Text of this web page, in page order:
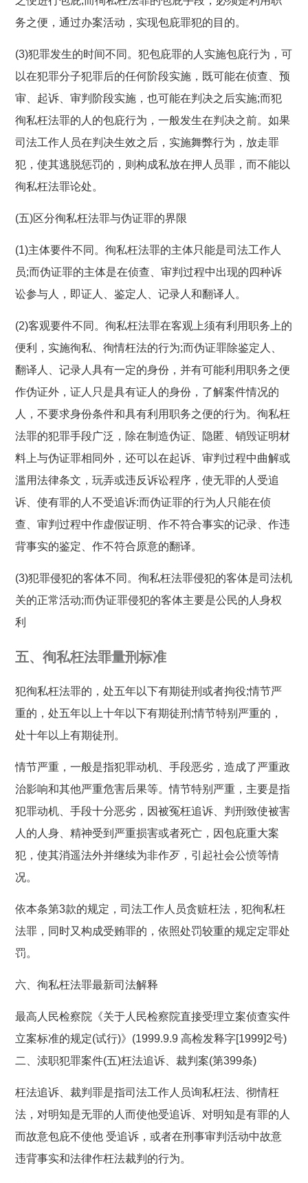
务之便，通过办案活动，实现包庇罪犯的目的。
(3)犯罪发生的时间不同。犯包庇罪的人实施包庇行为，可
以在犯罪分子犯罪后的任何阶段实施，既可能在侦查、预
审、起诉、审判阶段实施，也可能在判决之后实施;而犯
徇私枉法罪的人的包庇行为，一般发生在判决之前。如果
司法工作人员在判决生效之后，实施舞弊行为，放走罪
犯，使其逃脱惩罚的，则构成私放在押人员罪，而不能以
徇私枉法罪论处。
(五)区分徇私枉法罪与伪证罪的界限
(1)主体要件不同。徇私枉法罪的主体只能是司法工作人
员;而伪证罪的主体是在侦查、审判过程中出现的四种诉
讼参与人，即证人、鉴定人、记录人和翻译人。
(2)客观要件不同。徇私枉法罪在客观上须有利用职务上的
便利，实施徇私、徇情枉法的行为;而伪证罪除鉴定人、
翻译人、记录人具有一定的身份，并有可能利用职务之便
作伪证外，证人只是具有证人的身份，了解案件情况的
人，不要求身份条件和具有利用职务之便的行为。徇私枉
法罪的犯罪手段广泛，除在制造伪证、隐匿、销毁证明材
料上与伪证罪相同外，还可以在起诉、审判过程中曲解或
滥用法律条文，玩弄或违反诉讼程序，使无罪的人受追
诉、使有罪的人不受追诉:而伪证罪的行为人只能在侦
查、审判过程中作虚假证明、作不符合事实的记录、作违
背事实的鉴定、作不符合原意的翻译。
(3)犯罪侵犯的客体不同。徇私枉法罪侵犯的客体是司法机
关的正常活动;而伪证罪侵犯的客体主要是公民的人身权
利
五、徇私枉法罪量刑标准
犯徇私枉法罪的，处五年以下有期徒刑或者拘役;情节严
重的，处五年以上十年以下有期徒刑;情节特别严重的，
处十年以上有期徒刑。
情节严重，一般是指犯罪动机、手段恶劣，造成了严重政
治影响和其他严重危害后果等。情节特别严重，主要是指
犯罪动机、手段十分恶劣，因被冤枉追诉、判刑致使被害
人的人身、精神受到严重损害或者死亡，因包庇重大案
犯，使其消遥法外并继续为非作歹，引起社会公愤等情
况。
依本条第3款的规定，司法工作人员贪赃枉法，犯徇私枉
法罪，同时又构成受贿罪的，依照处罚较重的规定定罪处
罚。
六、徇私枉法罪最新司法解释
最高人民检察院《关于人民检察院直接受理立案侦查实件
立案标准的规定(试行)》(1999.9.9 高检发释字[1999]2号)
二、渎职犯罪案件(五)枉法追诉、裁判案(第399条)
枉法追诉、裁判罪是指司法工作人员询私枉法、彻情枉
法，对明知是无罪的人而使他受追诉、对明知是有罪的人
而故意包庇不使他 受追诉，或者在刑事审判活动中故意
违背事实和法律作枉法裁判的行为。